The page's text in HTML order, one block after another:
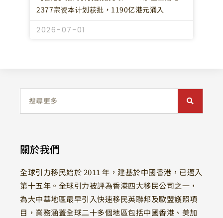
2377宗资本计划获批，1190亿港元涌入
2026-07-01
關於我們
全球引力移民始於 2011 年，建基於中國香港，已邁入
第十五年。全球引力被評為香港四大移民公司之一，
為大中華地區最早引入快速移民英聯邦及歐盟護照項
目，業務涵蓋全球二十多個地區包括中國香港、美加